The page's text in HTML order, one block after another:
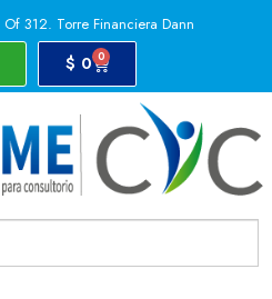
Of 312. Torre Financiera Dann
$ 0 0